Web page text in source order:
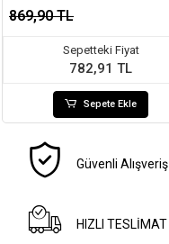
869,90 TL
Sepetteki Fiyat
782,91 TL
Sepete Ekle
Güvenli Alışveriş
HIZLI TESLİMAT